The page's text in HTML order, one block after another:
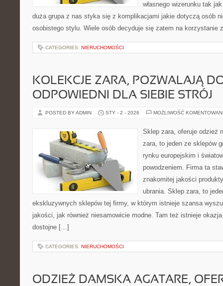
własnego wizerunku tak
duża grupa z nas styka się z komplikacjami jakie dotyczą osób
osobistego stylu. Wiele osób decyduje się zatem na korzystanie
CATEGORIES: NIERUCHOMOŚCI
KOLEKCJE ZARA, POZWALAJĄ
ODPOWIEDNI DLA SIEBIE STRÓJ
POSTED BY ADMIN STY - 2 - 2026 MOŻLIWOŚĆ
Sklep zara, oferuje odzież
zara, to jeden ze sklepów
rynku europejskim i
powodzeniem. Firma ta
znakomitej jakości
ubrania. Sklep zara, to
ekskluzywnych sklepów tej firmy, w którym istnieje szansa
jakości, jak również niesamowicie modne. Tam też istnieje
dostojne […]
CATEGORIES: NIERUCHOMOŚCI
ODZIEŻ DAMSKA AGATARE,